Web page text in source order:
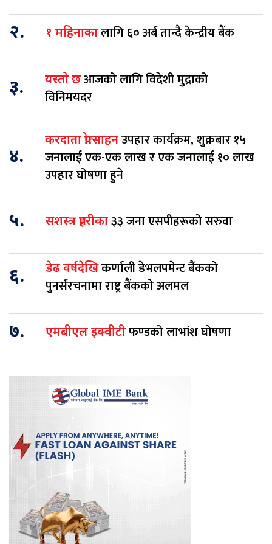
२. १ महिनाकालागि ६० अर्ब तान्दै केन्द्रीय बैंक
३. यस्तो छआजको लागि विदेशी मुद्राको
विनिमयदर
४.
करदाता प्रोत्साहनउपहार कार्यक्रम, शुक्रबार १५
जनालाई एक-एक लाख र एक जनालाई १० लाख
उपहार घोषणा हुने
५. सशस्त्र प्रहरीका३३ जना एसपीहरूको सरुवा
६. डेढ वर्षदेखिकर्णाली डेभलपमेन्ट बैंकको
पुनर्संरचनामा राष्ट्र बैंकको अलमल
७. एमबीएल इक्वीटीफण्डको लाभांश घोषणा